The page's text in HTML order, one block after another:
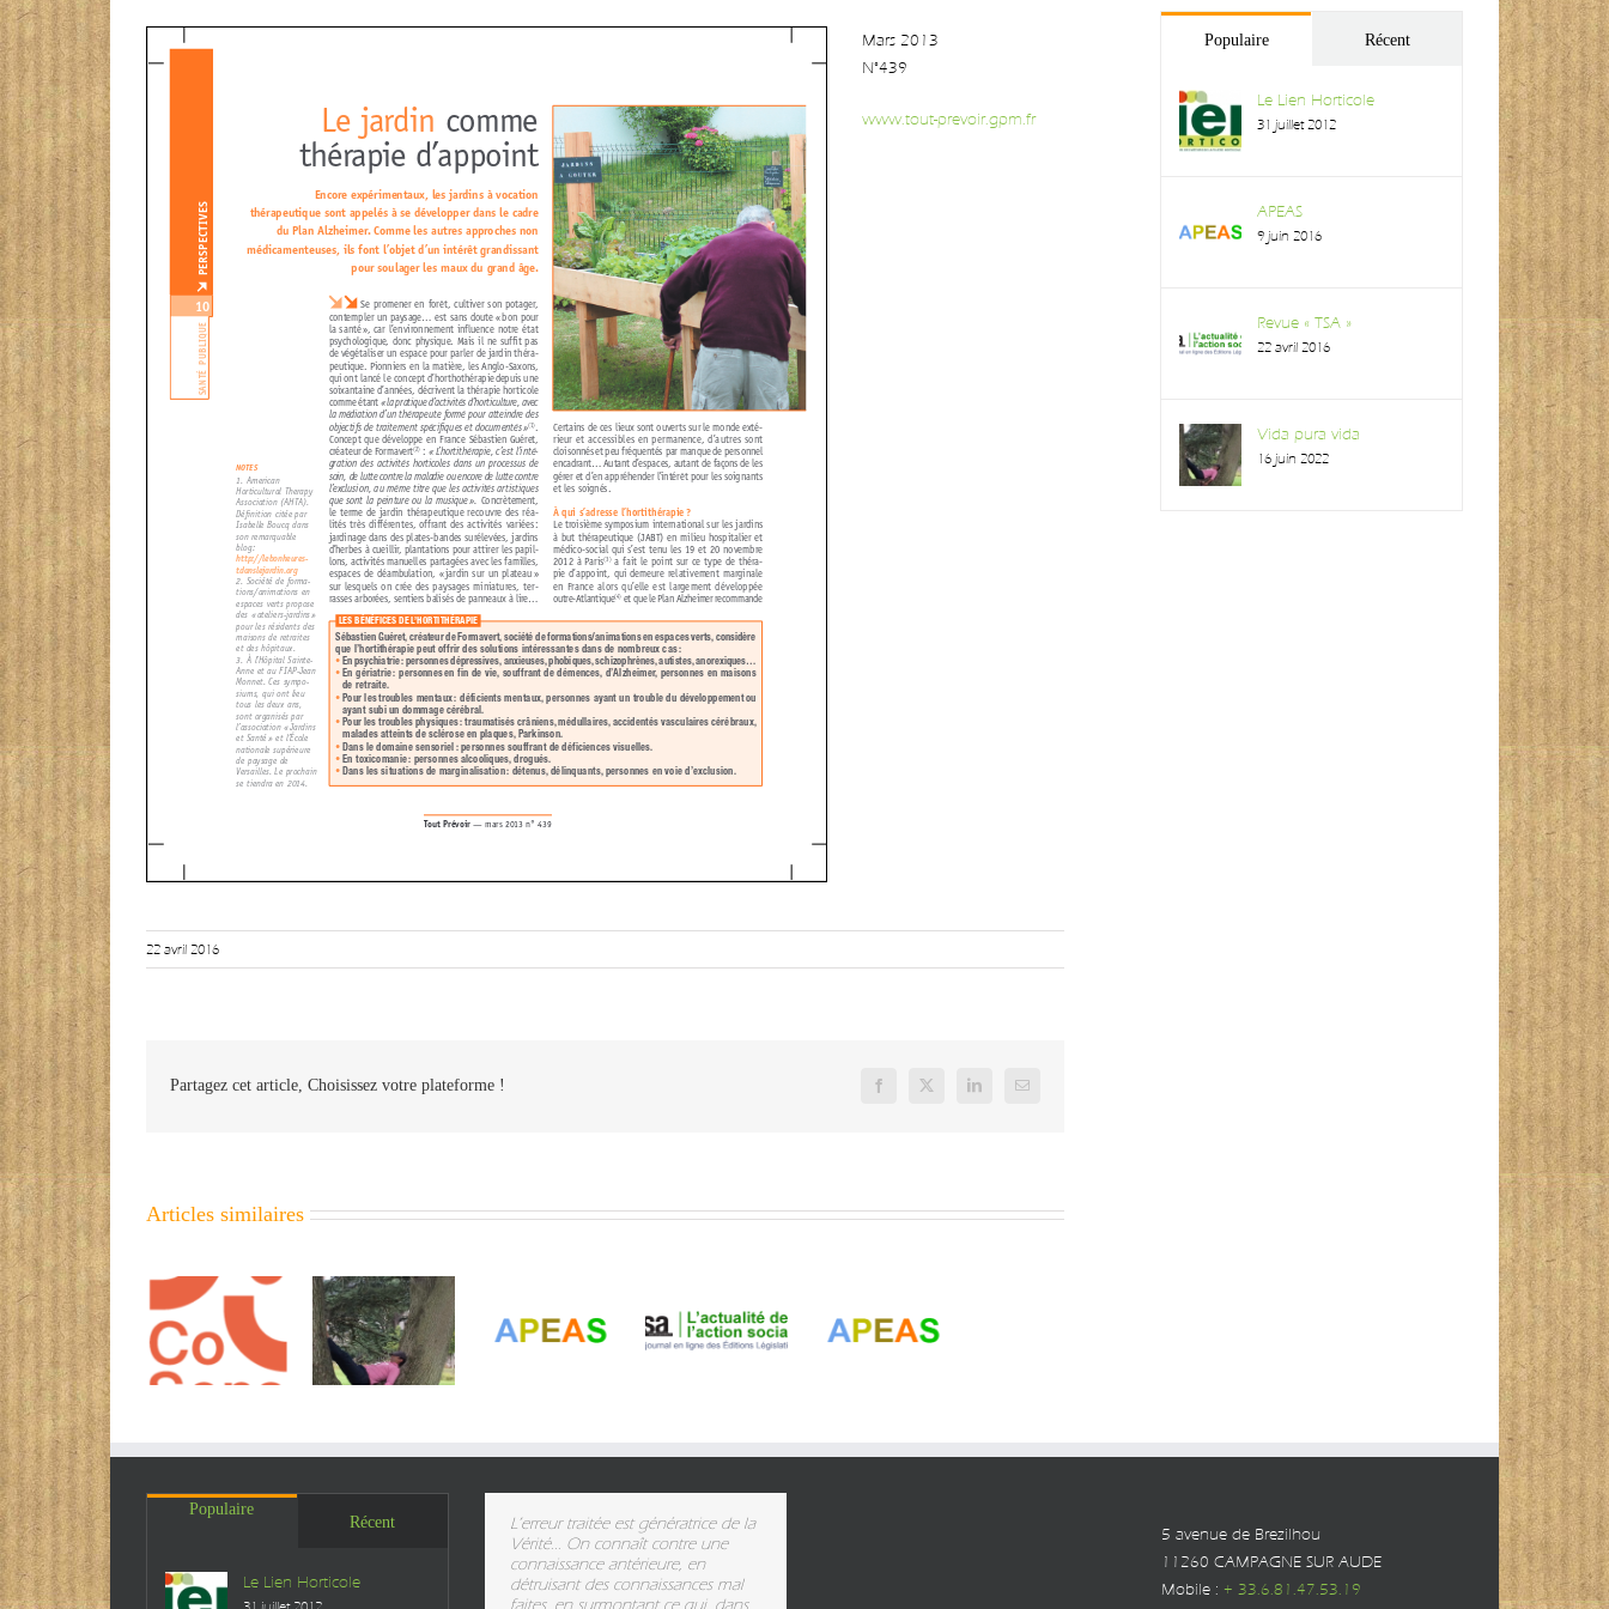
Mars 2013
N°439
www.tout-prevoir.gpm.fr
22 avril 2016
Partagez cet article, Choisissez votre plateforme ! Facebook
X LinkedInEmail
Articles similaires
Cosens Vida pura vida APEAS
Populaire Récent
Le Lien Horticole
31 juillet 2012
APEAS
9 juin 2016
Revue « TSA »
22 avril 2016
Vida pura vida
16 juin 2022
Populaire
Récent
Le Lien Horticole
L’erreur traitée est génératrice de la
Vérité... On connaît contre une
connaissance antérieure, en
détruisant des connaissances mal
5 avenue de Brezilhou
11260 CAMPAGNE SUR AUDE
Mobile : + 33.6.81.47.53.19